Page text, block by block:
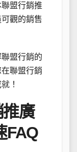
盟行銷推
觀的銷售
盟行銷的
聯盟行銷
！
廣
FAQ